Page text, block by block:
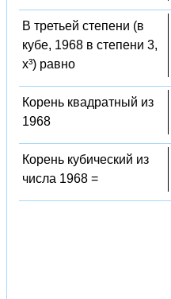
В третьей степени (в
кубе, 1968 в степени 3,
x³) равно
Корень квадратный из
1968
Корень кубический из
числа 1968 =